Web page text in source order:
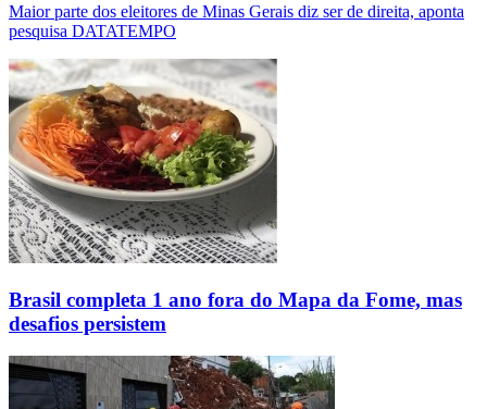
Maior parte dos eleitores de Minas Gerais diz ser de direita, aponta
pesquisa DATATEMPO
Brasil completa 1 ano fora do Mapa da Fome, mas
desafios persistem